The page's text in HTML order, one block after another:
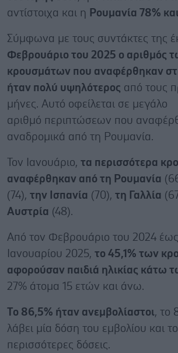
αντίστοιχα και η Ρουμανία 78%
Σύμφωνα με τους συντάκτες της
Φεβρουάριο του 2025 ο αριθμός
κρουσμάτων που αναφέρθηκαν
ήταν πολύ υψηλότερος από τους
μήνες. Αυτό οφείλεται σε μεγάλο
αριθμό περιπτώσεων που
αναδρομικά από τη Ρουμανία.
Τον Ιανουάριο, τα περισσότερα
αναφέρθηκαν από τη Ρουμανία
(74), την Ισπανία (70), τη Γαλλία
Αυστρία (48).
Από τον Φεβρουάριο του 2024 έως
Ιανουαρίου 2025, το 45,1% των
αφορούσαν παιδιά ηλικίας κάτω
27% άτομα 15 ετών και άνω.
Το 86,5% ήταν ανεμβολίαστοι, το
λάβει μία δόση του εμβολίου και
περισσότερες δόσεις.